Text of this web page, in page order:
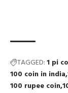
TAGGED:1 pi
100 coin in india
100 rupee coin